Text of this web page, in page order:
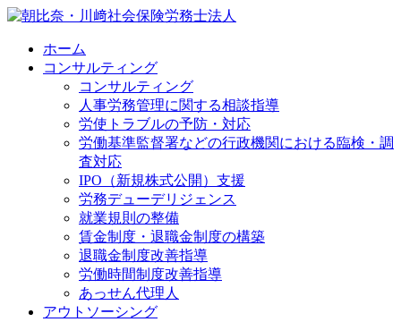
ホーム
コンサルティング
コンサルティング
人事労務管理に関する相談指導
労使トラブルの予防・対応
労働基準監督署などの行政機関における臨検・調
査対応
IPO（新規株式公開）支援
労務デューデリジェンス
就業規則の整備
賃金制度・退職金制度の構築
退職金制度改善指導
労働時間制度改善指導
あっせん代理人
アウトソーシング